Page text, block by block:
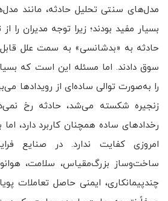
مدل‌های سنتی تحلیل حادثه، مانند
بسیار مفید بودند؛ زیرا توجه مدیران را
حادثه به «بدشانسی» به سمت علل
سوق دادند. اما مسئله این است که
را به‌صورت توالی ساده‌ای از رویدادها
زنجیره شکسته می‌شد، حادثه رخ
رخدادهای ساده همچنان کاربرد دارد،
امروزی کفایت ندارد. در صنایع
ساخت‌وساز بزرگ‌مقیاس، سلامت،
چندپیمانکاری، ایمنی حاصل تعاملات